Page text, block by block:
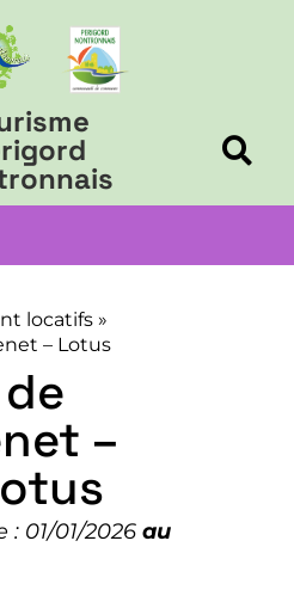
locatifs »
– Lotus
–
01/01/2026 au